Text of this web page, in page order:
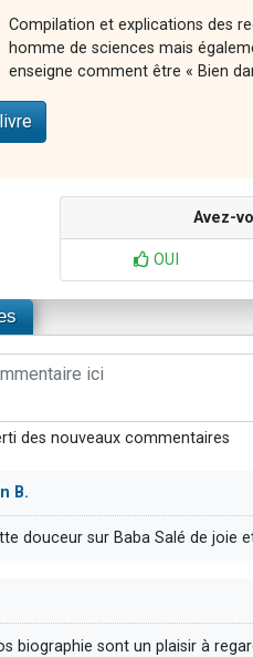
Compilation et explications des
homme de sciences mais
enseigne comment être « Bien
Avez-
OUI
des nouveaux commentaires
B.
douceur sur Baba Salé de joie
biographie sont un plaisir à